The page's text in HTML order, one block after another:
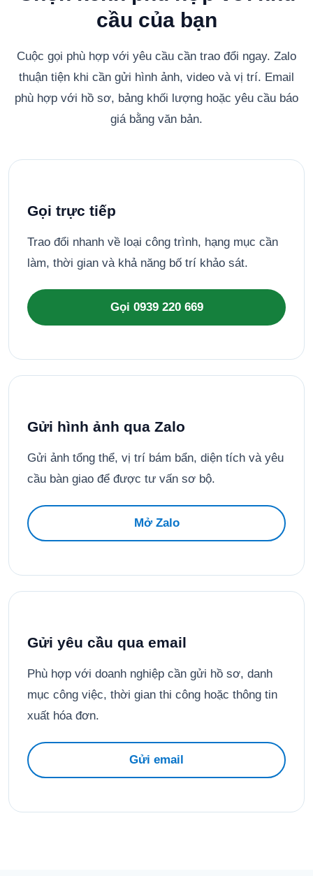
cầu của bạn
Cuộc gọi phù hợp với yêu cầu cần trao đổi ngay. Zalo
thuận tiện khi cần gửi hình ảnh, video và vị trí. Email
phù hợp với hồ sơ, bảng khối lượng hoặc yêu cầu báo
giá bằng văn bản.
Gọi trực tiếp
Trao đổi nhanh về loại công trình, hạng mục cần
làm, thời gian và khả năng bố trí khảo sát.
Gọi 0939 220 669
Gửi hình ảnh qua Zalo
Gửi ảnh tổng thể, vị trí bám bẩn, diện tích và yêu
cầu bàn giao để được tư vấn sơ bộ.
Mở Zalo
Gửi yêu cầu qua email
Phù hợp với doanh nghiệp cần gửi hồ sơ, danh
mục công việc, thời gian thi công hoặc thông tin
xuất hóa đơn.
Gửi email